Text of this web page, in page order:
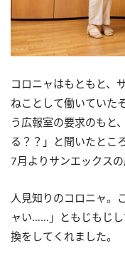
コロニャはもともと、
ねことして働いていた
う広報室の要求のもと
る？？」と聞いたとこ
7月よりサンエックスの
人見知りのコロニャ。
ャい……」ともじもじ
換をしてくれました。